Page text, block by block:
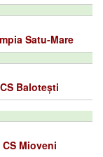
Satu-Mare
CS Balotești
CS Mioveni